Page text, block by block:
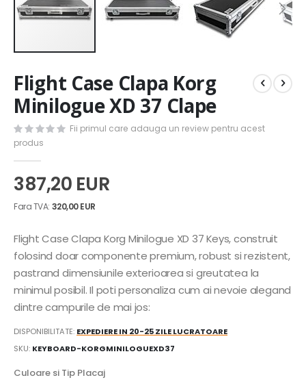
to
the
beginning
of
the
images
gallery
Flight Case Clapa Korg
Minilogue XD 37 Clape
Fii primul care adauga un review pentru acest
produs
387,20 EUR
320,00 EUR
Flight Case Clapa Korg Minilogue XD 37 Keys, construit
folosind doar componente premium, robust si rezistent,
pastrand dimensiunile exterioarea si greutatea la
minimul posibil. Il poti personaliza cum ai nevoie alegand
dintre campurile de mai jos:
DISPONIBILITATE: EXPEDIERE IN 20-25 ZILE LUCRATOARE
SKU KEYBOARD-KORGMINILOGUEXD37
Culoare si Tip Placaj